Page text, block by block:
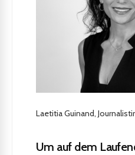
Laetitia Guinand,
Um auf dem